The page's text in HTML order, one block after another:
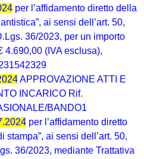
per l’affidamento diretto della
ai sensi dell’art. 50,
36/2023, per un importo
4.690,00 (IVA esclusa),
APPROVAZIONE ATTI E
INCARICO Rif.
BANDO1
per l’affidamento diretto
stampa”, ai sensi dell’art. 50,
36/2023, mediante Trattativa